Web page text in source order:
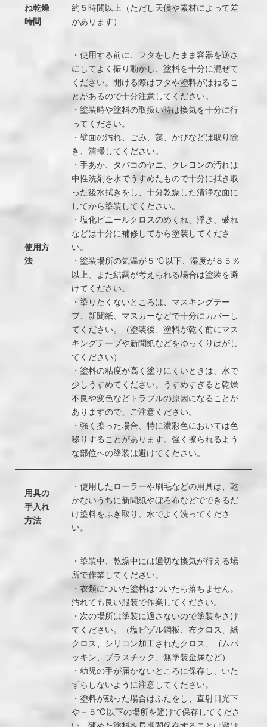
ね乾燥
時間
約５時間以上（ただし天候や素材によって差
があります）
使用方
法
・使用する前に、フタをしたまま容器を逆さ
にしてよく振り動かし、塗料を十分に混ぜて
ください。開ける際はフタや塗料がはねるこ
とがあるので十分注意してください。
・塗装時や塗料の取扱い時は換気を十分に行
ってください。
・壁面の汚れ、ごみ、藻、かびなどは取り除
き、清掃してください。
・手あか、タバコのヤニ、クレヨンの汚れは
中性洗剤を水でうすめたもので十分に拭き取
った後水拭きをし、十分乾燥した清浄な面に
してから塗装してください。
・塩化ビニールクロスのめくれ、浮き、破れ
などは十分に補修してから塗装してくださ
い。
・塗装場所の気温が５℃以下、湿度が８５％
以上、また結露が考えられる場合は塗装を避
けてください。
・塗りたくないところは、マスキングテー
プ、新聞紙、マスカーなどで十分にカバーし
てください。（塗装後、塗料が乾く前にマス
キングテープや新聞紙などをゆっくりはがし
てください）
・塗料の粘度が高く塗りにくいときは、水で
少しうすめてください。うすめすぎると乾燥
不良や変色などトラブルの原因になることが
ありますので、ご注意ください。
・強く擦った場合、特に濃彩色においては色
移りすることがあります。強く擦られるよう
な部位への塗装は避けてください。
用具の
手入れ
方法
・使用したローラーや刷毛などの用具は、乾
かないうちに新聞紙やぼろ布などでできるだ
け塗料をふき取り、水でよく洗ってくださ
い。
・塗装中、乾燥中には適切な換気が行える場
所で作業してください。
・衣類についた塗料はついたら落ちません。
汚れても良い服装で作業してください。
・次の場所は塗装に適さないので塗装をさけ
てください。（塩ビゾル鋼板、布クロス、紙
クロス、シリコン加工されたクロス、ゴムパ
ッキン、プラスチック、無塗装金属など）
・幼児の手が届かないところに保存し、いた
ずらしないように注意してください。
・塗料が残った場合はふたをし、直射日光下
や－５℃以下の場所を避けて保存してくださ